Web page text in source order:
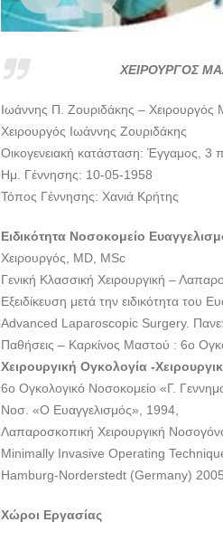
ΧΕΙΡΟΥΡΓΟΣ
Ιωάννης Π. Ζουριδάκης – Χειρουργός
Χειρουργός Ιωάννης Ζουριδάκης
Οικογενειακή κατάσταση: Έγγαμος, 3
Ημ. Γέννησης: 10-05-1958
Τόπος Γέννησης: Χανιά Κρήτης
Ειδικότητα Νοσοκομείο
Χειρουργός, MD, MSc
Γενική Κλασσική Χειρουργική –
Εξειδίκευση μετά την ειδικότητα του
Advanced Laparoscopic Surgery.
Παθήσεις – Καρκίνος Μαστού : 6ο
Χειρουργική Ογκολογία -
6ο Ογκολογικό Νοσοκομείο «Γ.
Νοσ. «Ο Ευαγγελισμός», 1994,
Λαπαροσκοπική Χειρουργική
Minimally Invasive Operating
Hamburg-Norderstedt (Germany) 2005
Χώροι Εργασίας